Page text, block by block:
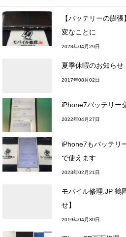
【バッテリーの膨
変なことに
2023年04月29日
夏季休暇のお知らせ
2017年08月02日
iPhone7バッテリー
2022年04月27日
iPhone7もバッテリ
で使えます
2023年02月21日
モバイル修理.JP
せ】
2019年04月30日